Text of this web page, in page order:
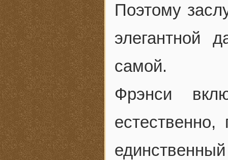
Поэтому
элегантной
самой.
Фрэнси